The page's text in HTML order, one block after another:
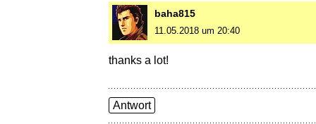
baha815
11.05.2018 um 20:40
thanks a lot!
Antwort